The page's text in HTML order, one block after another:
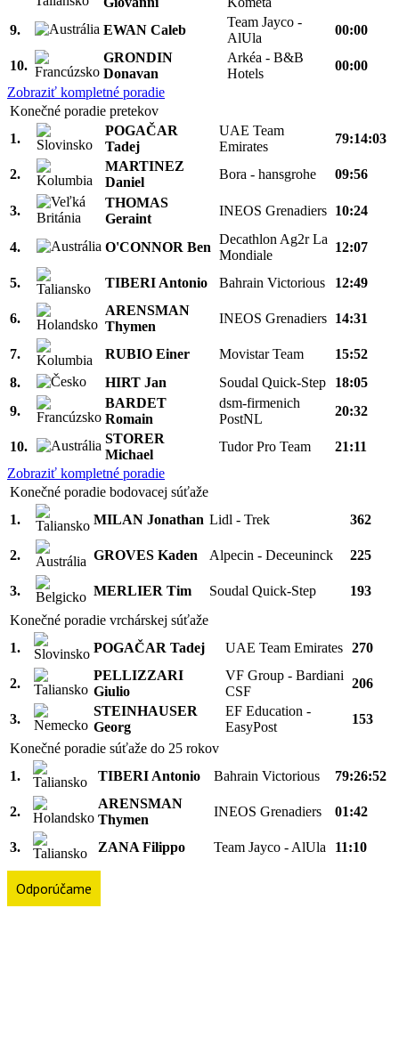
9. EWAN Caleb
Team Jayco -
AlUla
00:00
10.
GRONDIN
Donavan
Arkéa - B&B
Hotels
00:00
Zobraziť kompletné poradie
Konečné poradie pretekov
1.
POGAČAR
Tadej
UAE Team
Emirates
79:14:03
2.
MARTINEZ
Daniel
Bora - hansgrohe 09:56
3.
THOMAS
Geraint
INEOS Grenadiers 10:24
4. O'CONNOR Ben
Decathlon Ag2r La
Mondiale
12:07
5. TIBERI Antonio Bahrain Victorious 12:49
6.
ARENSMAN
Thymen
INEOS Grenadiers 14:31
7. RUBIO Einer Movistar Team
15:52
8.
HIRT Jan Soudal Quick-Step
18:05
9.
BARDET
Romain
dsm-firmenich
PostNL
20:32
10.
STORER
Michael
Tudor Pro Team
21:11
Zobraziť kompletné poradie
Konečné poradie bodovacej súťaže
1.
MILAN Jonathan Lidl - Trek 362
2. GROVES Kaden Alpecin - Deceuninck 225
3. MERLIER Tim Soudal Quick-Step
193
Konečné poradie vrchárskej súťaže
1.
POGAČAR Tadej UAE Team Emirates 270
2.
PELLIZZARI
Giulio
VF Group - Bardiani
CSF
206
3.
STEINHAUSER
Georg
EF Education -
EasyPost
153
Konečné poradie súťaže do 25 rokov
1.
TIBERI Antonio Bahrain Victorious 79:26:52
2.
ARENSMAN
Thymen
INEOS Grenadiers 01:42
3. ZANA Filippo Team Jayco - AlUla 11:10
Odporúčame